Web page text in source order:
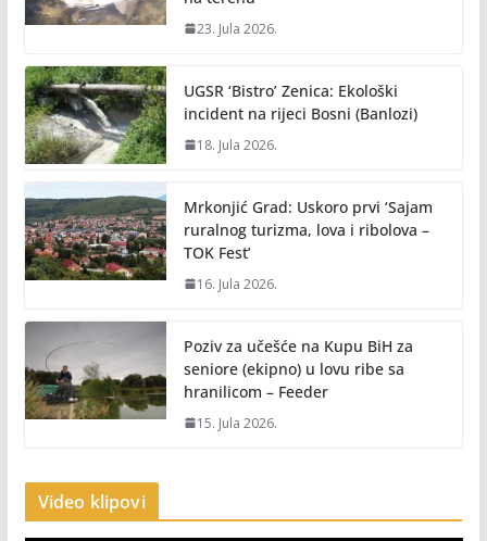
23. Jula 2026.
UGSR ‘Bistro’ Zenica: Ekološki
incident na rijeci Bosni (Banlozi)
18. Jula 2026.
Mrkonjić Grad: Uskoro prvi ‘Sajam
ruralnog turizma, lova i ribolova –
TOK Fest’
16. Jula 2026.
Poziv za učešće na Kupu BiH za
seniore (ekipno) u lovu ribe sa
hranilicom – Feeder
15. Jula 2026.
Video klipovi